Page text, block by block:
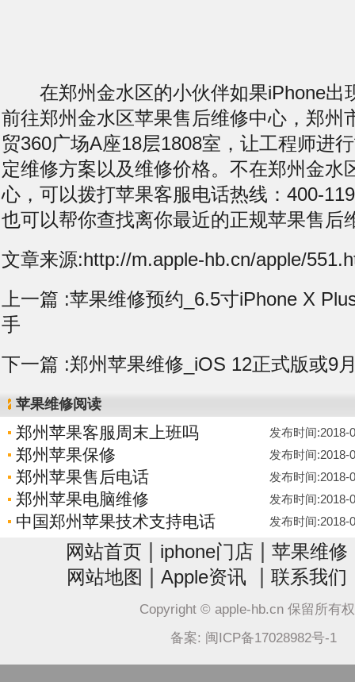
在郑州金水区的小伙伴如果iPhone出
前往郑州金水区苹果售后维修中心，郑州
贸360广场A座18层1808室，让工程师进
定维修方案以及维修价格。不在郑州金水
心，可以拨打苹果客服电话热线：400-
也可以帮你查找离你最近的正规苹果售后
文章来源:http://m.apple-hb.cn/apple/
上一篇 :苹果维修预约_6.5寸iPhone X
手
下一篇 :郑州苹果维修_iOS 12正式版或9
苹果维修阅读
郑州苹果客服周末上班吗 发布时间:2018-
郑州苹果保修 发布时间:2018-
郑州苹果售后电话 发布时间:2018-
郑州苹果电脑维修 发布时间:2018-
中国郑州苹果技术支持电话 发布时间:2018-
网站首页 iphone门店 苹果维修
网站地图 Apple资讯 联系我们
Copyright © apple-hb.cn 保留所有
备案: 闽ICP备17028982号-1